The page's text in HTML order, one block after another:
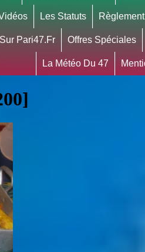
Les Statuts
Pari47.fr Offres Spéciales
La Météo Du 47